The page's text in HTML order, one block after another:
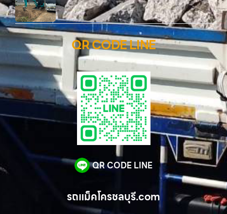
QR CODE LINE
QR CODE LINE
รถแม็คโครชลบุรี.com